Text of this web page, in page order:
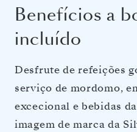
Benefícios a
incluído
Desfrute de refeições
serviço de mordomo,
excecional e bebidas
imagem de marca da